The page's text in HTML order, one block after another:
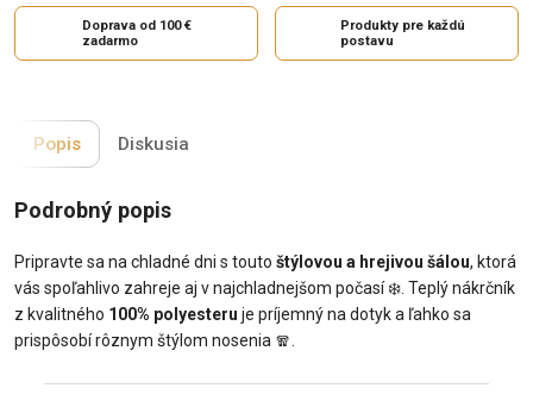
Doprava od 100 €
zadarmo
Produkty pre každú
postavu
Popis Diskusia
Podrobný popis
Pripravte sa na chladné dni s touto štýlovou a hrejivou šálou, ktorá
vás spoľahlivo zahreje aj v najchladnejšom počasí ❄️. Teplý nákrčník
z kvalitného 100% polyesteru je príjemný na dotyk a ľahko sa
prispôsobí rôznym štýlom nosenia 🧣.